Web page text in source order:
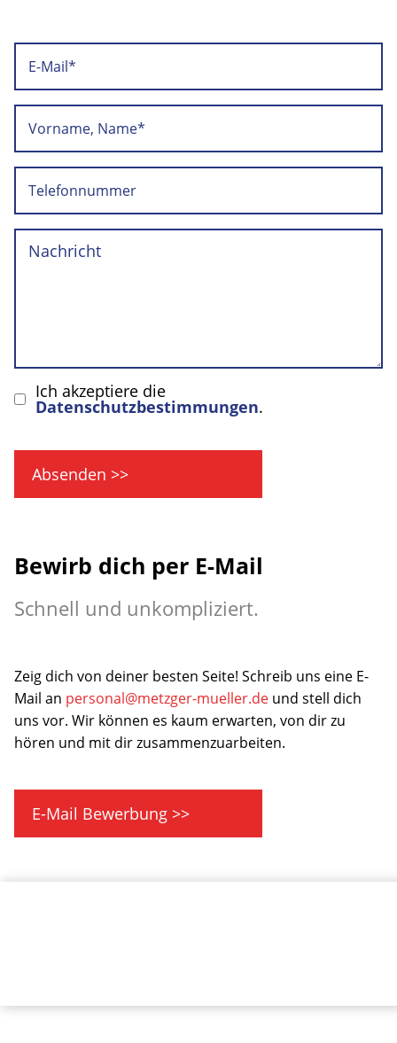
Ich akzeptiere die
Datenschutzbestimmungen.
Absenden >>
Bewirb dich per E-Mail
Schnell und unkompliziert.
Zeig dich von deiner besten Seite! Schreib uns eine E-
Mail an personal@metzger-mueller.de und stell dich
uns vor. Wir können es kaum erwarten, von dir zu
hören und mit dir zusammenzuarbeiten.
E-Mail Bewerbung >>